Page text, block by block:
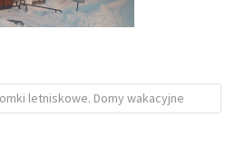
letniskowe. Domy wakacyjne